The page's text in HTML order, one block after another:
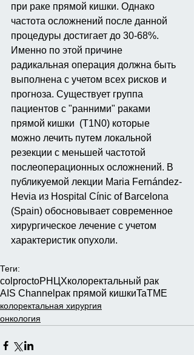
при раке прямой кишки. Однако
частота осложнений после данной
процедуры достигает до 30-68%.
Именно по этой причине
радикальная операция должна быть
выполнена с учетом всех рисков и
прогноза. Существует группа
пациентов с "ранними" раками
прямой кишки  (T1N0) которые
можно лечить путем локальной
резекции с меньшей частотой
послеоперационных осложнений. В
публикуемой лекции Maria Fernández-
Hevia из Hospital Cínic of Barcelona
(Spain) обосновывает современное
хирургическое лечение с учетом
характеристик опухоли.
Теги:
colproctoРНЦХколоректальный рак
AIS Channel рак прямой кишкиTaTME
колоректальная хирургия
онкология